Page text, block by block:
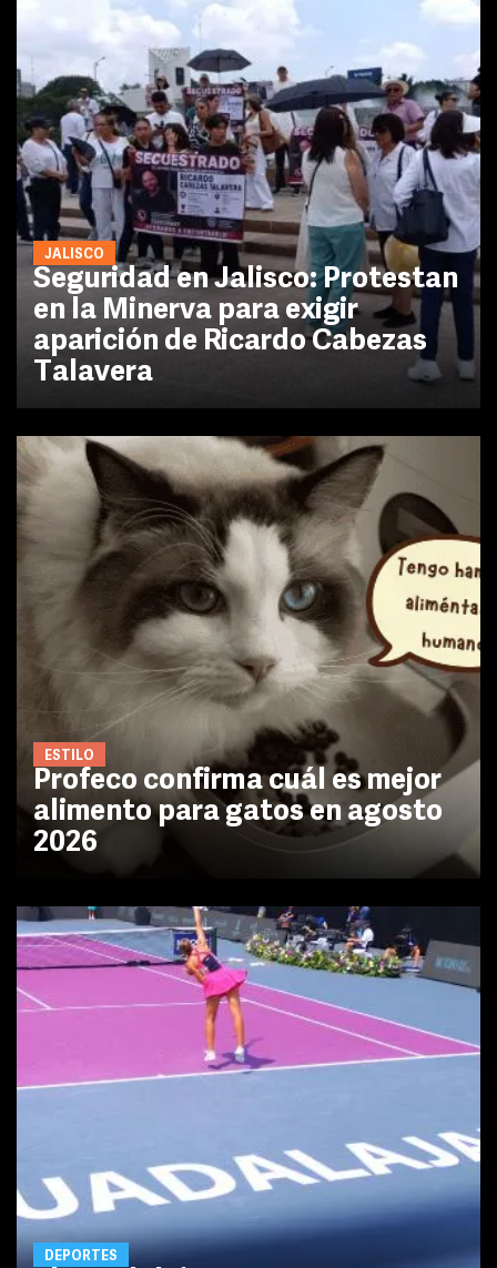
JALISCO
Seguridad en Jalisco: Protestan
en la Minerva para exigir
aparición de Ricardo Cabezas
Talavera
ESTILO
Profeco confirma cuál es mejor
alimento para gatos en agosto
2026
DEPORTES